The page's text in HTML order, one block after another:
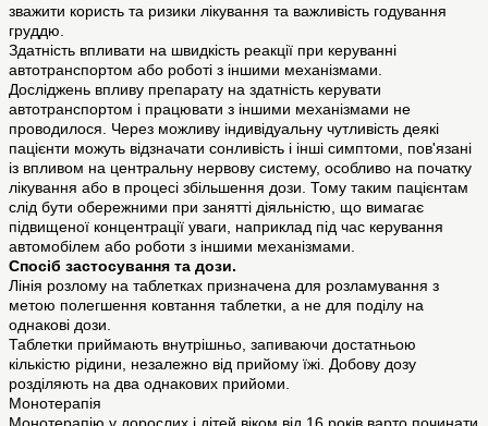
зважити користь та ризики лікування та важливість годування
груддю.
Здатність впливати на швидкість реакції при керуванні
автотранспортом або роботі з іншими механізмами.
Досліджень впливу препарату на здатність керувати
автотранспортом і працювати з іншими механізмами не
проводилося. Через можливу індивідуальну чутливість деякі
пацієнти можуть відзначати сонливість і інші симптоми, пов'язані
із впливом на центральну нервову систему, особливо на початку
лікування або в процесі збільшення дози. Тому таким пацієнтам
слід бути обережними при занятті діяльністю, що вимагає
підвищеної концентрації уваги, наприклад під час керування
автомобілем або роботи з іншими механізмами.
Спосіб застосування та дози.
Лінія розлому на таблетках призначена для розламування з
метою полегшення ковтання таблетки, а не для поділу на
однакові дози.
Таблетки приймають внутрішньо, запиваючи достатньою
кількістю рідини, незалежно від прийому їжі. Добову дозу
розділяють на два однакових прийоми.
Монотерапія